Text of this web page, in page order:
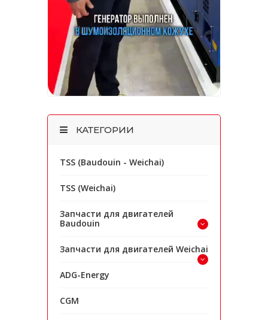
КАТЕГОРИИ
TSS (Baudouin - Weichai)
TSS (Weichai)
Запчасти для двигателей
Baudouin
Запчасти для двигателей Weichai
ADG-Energy
CGM